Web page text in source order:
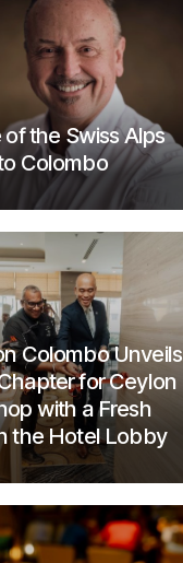
of the Swiss Alps
Colombo
Colombo Unveils
for Ceylon
with a Fresh
the Hotel Lobby